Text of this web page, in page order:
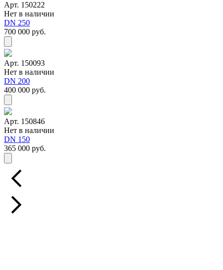
Арт. 150222
Нет в наличии
DN 250
700 000 руб.
Арт. 150093
Нет в наличии
DN 200
400 000 руб.
Арт. 150846
Нет в наличии
DN 150
365 000 руб.